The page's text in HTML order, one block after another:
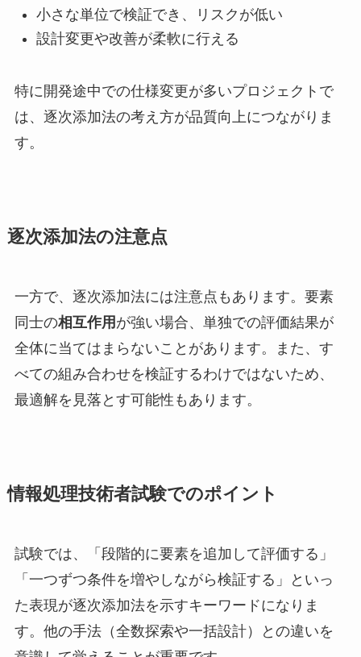
小さな単位で検証でき、リスクが低い
設計変更や改善が柔軟に行える
特に開発途中での仕様変更が多いプロジェクトで
は、逐次添加法の考え方が品質向上につながりま
す。
逐次添加法の注意点
一方で、逐次添加法には注意点もあります。要素
同士の相互作用 が強い場合、単独での評価結果が
全体に当てはまらないことがあります。また、す
べての組み合わせを検証するわけではないため、
最適解を見落とす可能性もあります。
情報処理技術者試験でのポイント
試験では、「段階的に要素を追加して評価する」
「一つずつ条件を増やしながら検証する」といっ
た表現が逐次添加法を示すキーワードになりま
す。他の手法（全数探索や一括設計）との違いを